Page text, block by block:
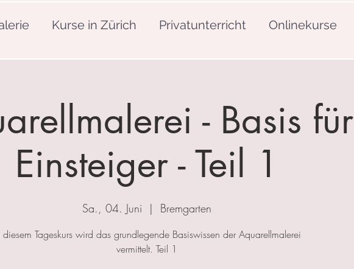
Kurse in Zürich Privatunterricht Onlinekurse
- Basis für
Einsteiger - Teil 1
Sa., 04. Juni
  |
Bremgarten
diesem Tageskurs wird das grundlegende Basiswissen der Aquarellmalerei
vermittelt. Teil 1